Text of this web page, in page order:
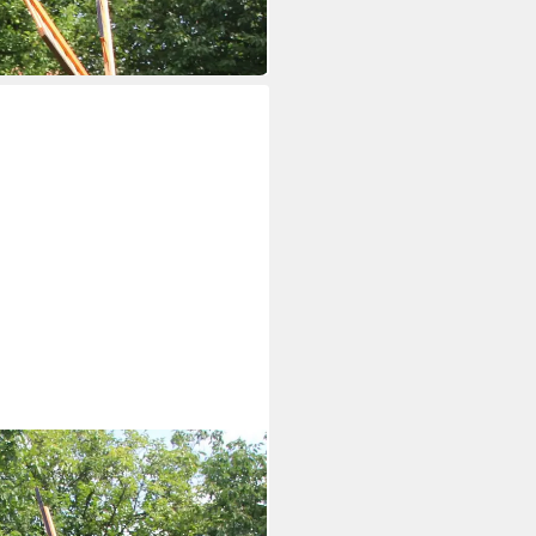
aus Holz mit